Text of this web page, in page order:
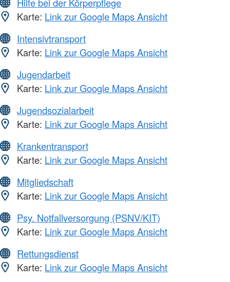
Hilfe bei der Körperpflege
Karte: Link zur Google Maps Ansicht
Intensivtransport
Karte: Link zur Google Maps Ansicht
Jugendarbeit
Karte: Link zur Google Maps Ansicht
Jugendsozialarbeit
Karte: Link zur Google Maps Ansicht
Krankentransport
Karte: Link zur Google Maps Ansicht
Mitgliedschaft
Karte: Link zur Google Maps Ansicht
Psy. Notfallversorgung (PSNV/KIT)
Karte: Link zur Google Maps Ansicht
Rettungsdienst
Karte: Link zur Google Maps Ansicht